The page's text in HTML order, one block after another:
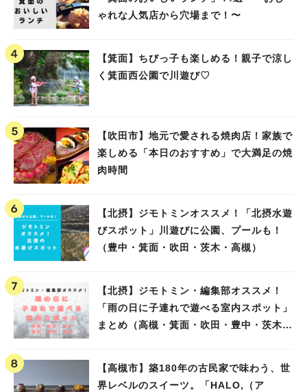
ゃれな人気店から穴場まで！〜
【箕面】ちびっ子も楽しめる！親子で涼し
く箕面西公園で川遊び♡
【吹田市】地元で愛される焼肉店！家族で
楽しめる「本日のおすすめ」で大満足の焼
肉時間
【北摂】ジモトミンオススメ！「北摂水遊
びスポット」川遊びに公園、プールも！
（豊中・箕面・吹田・茨木・高槻）
【北摂】ジモトミン・編集部オススメ！
「雨の日に子連れで遊べる室内スポット」
まとめ（高槻・箕面・吹田・豊中・茨木・
【高槻市】築180年の古民家で味わう、世
界レベルのスイーツ。「HALO,（ア